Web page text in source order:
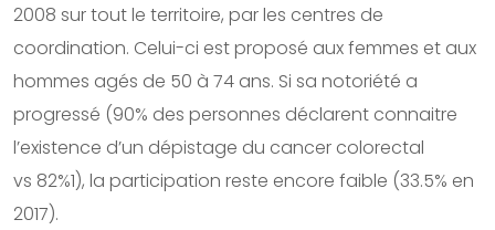
2008 sur tout le territoire, par les centres de
coordination. Celui-ci est proposé aux femmes et aux
hommes agés de 50 à 74 ans. Si sa notoriété a
progressé (90% des personnes déclarent connaitre
l’existence d’un dépistage du cancer colorectal
vs 82%1), la participation reste encore faible (33.5% en
2017).